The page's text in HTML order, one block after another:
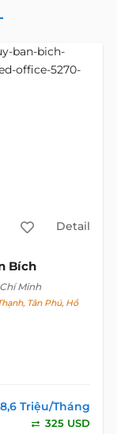
Detail
Bích
Minh
Tân Phú, Hồ
8,6 Triệu/Tháng
325 USD